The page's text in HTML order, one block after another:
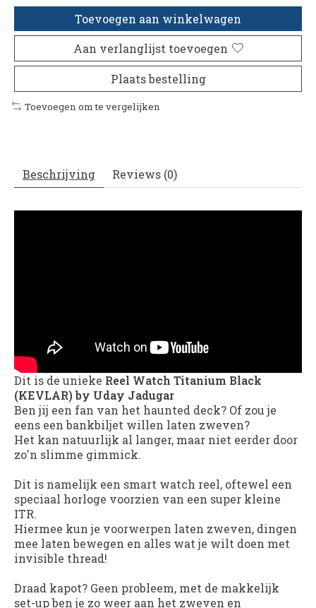
Toevoegen aan winkelwagen
Aan verlanglijst toevoegen
Plaats bestelling
Toevoegen om te vergelijken
Beschrijving Reviews (0)
Dit is de unieke Reel Watch Titanium Black
(KEVLAR) by Uday Jadugar
Ben jij een fan van het haunted deck? Of zou je
eens een bankbiljet willen laten zweven?
Het kan natuurlijk al langer, maar niet eerder door
zo'n slimme gimmick.
Dit is namelijk een smart watch reel, oftewel een
speciaal horloge voorzien van een super kleine
ITR.
Hiermee kun je voorwerpen laten zweven, dingen
mee laten bewegen en alles wat je wilt doen met
invisible thread!
Draad kapot? Geen probleem, met de makkelijk
set-up ben je zo weer aan het zweven en